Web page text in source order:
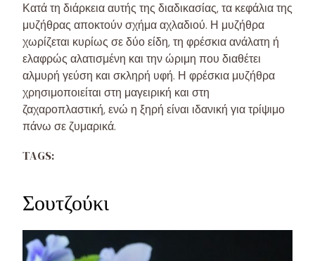
Κατά τη διάρκεια αυτής της διαδικασίας, τα κεφάλια της
μυζήθρας αποκτούν σχήμα αχλαδιού. Η μυζήθρα
χωρίζεται κυρίως σε δύο είδη, τη φρέσκια ανάλατη ή
ελαφρώς αλατισμένη και την ώριμη που διαθέτει
αλμυρή γεύση και σκληρή υφή. Η φρέσκια μυζήθρα
χρησιμοποιείται στη μαγειρική και στη
ζαχαροπλαστική, ενώ η ξηρή είναι ιδανική για τρίψιμο
πάνω σε ζυμαρικά.
TAGS:
Σουτζούκι